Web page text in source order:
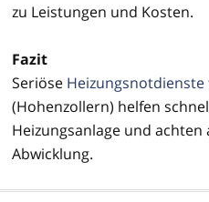
zu Leistungen und Kosten.
Fazit
Seriöse Heizungsnotdienste
(Hohenzollern) helfen
Heizungsanlage und
Abwicklung.